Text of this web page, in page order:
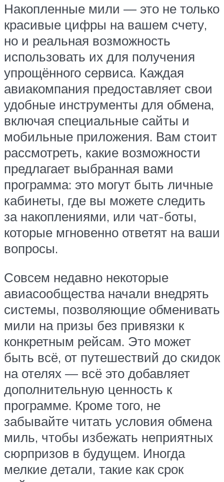
Накопленные мили — это не только
красивые цифры на вашем счету,
но и реальная возможность
использовать их для получения
упрощённого сервиса. Каждая
авиакомпания предоставляет свои
удобные инструменты для обмена,
включая специальные сайты и
мобильные приложения. Вам стоит
рассмотреть, какие возможности
предлагает выбранная вами
программа: это могут быть личные
кабинеты, где вы можете следить
за накоплениями, или чат-боты,
которые мгновенно ответят на ваши
вопросы.
Совсем недавно некоторые
авиасообщества начали внедрять
системы, позволяющие обменивать
мили на призы без привязки к
конкретным рейсам. Это может
быть всё, от путешествий до скидок
на отелях — всё это добавляет
дополнительную ценность к
программе. Кроме того, не
забывайте читать условия обмена
миль, чтобы избежать неприятных
сюрпризов в будущем. Иногда
мелкие детали, такие как срок